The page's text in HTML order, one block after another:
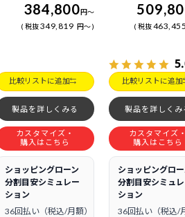
384,800円～
税抜349,819 円～
比較リストに追加
製品を詳しくみる
カスタマイズ・
購入はこちら
ショッピングローン
分割目安シミュレー
ション
36回払い（税込/月額）
税抜
比較リストに追加
製品を詳しくみ
カスタマイズ
購入はこちら
ショッピングロ
分割目安シミュ
ション
36回払い（税込/